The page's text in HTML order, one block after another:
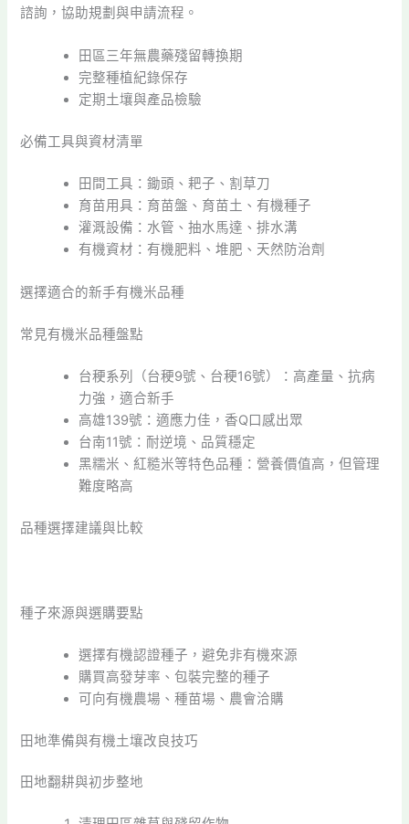
諮詢，協助規劃與申請流程。
田區三年無農藥殘留轉換期
完整種植紀錄保存
定期土壤與產品檢驗
必備工具與資材清單
田間工具：鋤頭、耙子、割草刀
育苗用具：育苗盤、育苗土、有機種子
灌溉設備：水管、抽水馬達、排水溝
有機資材：有機肥料、堆肥、天然防治劑
選擇適合的新手有機米品種
常見有機米品種盤點
台稉系列（台稉9號、台稉16號）：高產量、抗病
力強，適合新手
高雄139號：適應力佳，香Q口感出眾
台南11號：耐逆境、品質穩定
黑糯米、紅糙米等特色品種：營養價值高，但管理
難度略高
品種選擇建議與比較
種子來源與選購要點
選擇有機認證種子，避免非有機來源
購買高發芽率、包裝完整的種子
可向有機農場、種苗場、農會洽購
田地準備與有機土壤改良技巧
田地翻耕與初步整地